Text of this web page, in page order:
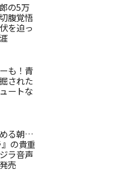
の5万
腹覚悟
を迫っ
も！青
された
ートな
る朝…
の貴重
ラ音声
売